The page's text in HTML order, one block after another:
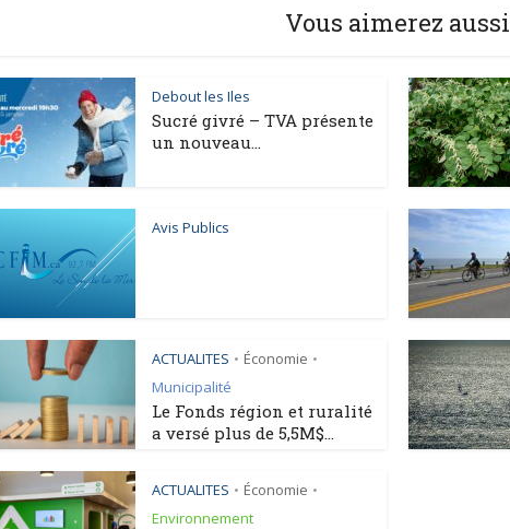
Vous aimerez aussi
Debout les Iles
Sucré givré – TVA présente
un nouveau...
Avis Publics
ACTUALITES • Économie •
Municipalité
Le Fonds région et ruralité
a versé plus de 5,5M$...
ACTUALITES • Économie •
Environnement